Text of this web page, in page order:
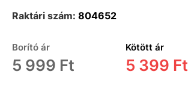
Raktári szám: 804652
Borító ár
5 999 Ft
Kötött ár
5 399 Ft